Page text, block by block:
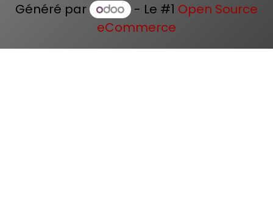
Généré par - Le #1 Open Source
eCommerce